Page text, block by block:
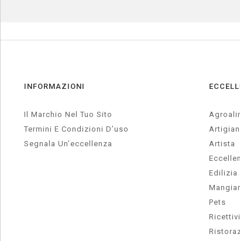
INFORMAZIONI
Il Marchio Nel Tuo Sito
Termini E Condizioni D’uso
Segnala Un’eccellenza
Artista
Edilizia
Pets